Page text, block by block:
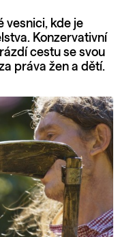
vesnici, kde je
Konzervativní
cestu se svou
práva žen a dětí.